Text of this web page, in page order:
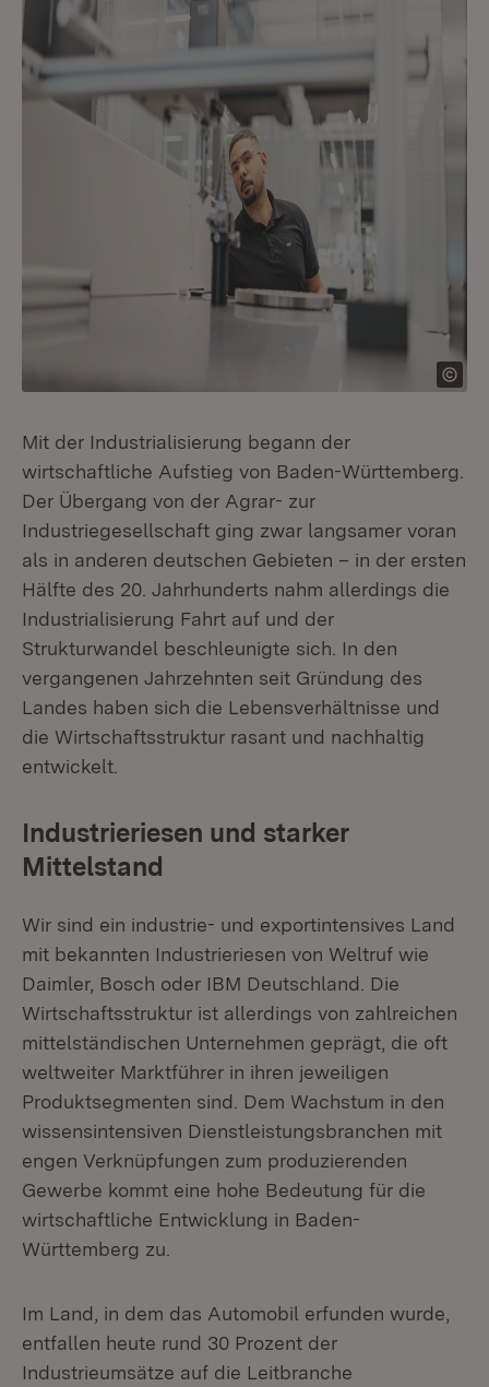
Mit der Industrialisierung begann der
wirtschaftliche Aufstieg von Baden-Württemberg.
Der Übergang von der Agrar- zur
Industriegesellschaft ging zwar langsamer voran
als in anderen deutschen Gebieten – in der ersten
Hälfte des 20. Jahrhunderts nahm allerdings die
Industrialisierung Fahrt auf und der
Strukturwandel beschleunigte sich. In den
vergangenen Jahrzehnten seit Gründung des
Landes haben sich die Lebensverhältnisse und
die Wirtschaftsstruktur rasant und nachhaltig
entwickelt.
Industrieriesen und starker
Mittelstand
Wir sind ein industrie- und exportintensives Land
mit bekannten Industrieriesen von Weltruf wie
Daimler, Bosch oder IBM Deutschland. Die
Wirtschaftsstruktur ist allerdings von zahlreichen
mittelständischen Unternehmen geprägt, die oft
weltweiter Marktführer in ihren jeweiligen
Produktsegmenten sind. Dem Wachstum in den
wissensintensiven Dienstleistungsbranchen mit
engen Verknüpfungen zum produzierenden
Gewerbe kommt eine hohe Bedeutung für die
wirtschaftliche Entwicklung in Baden-
Württemberg zu.
Im Land, in dem das Automobil erfunden wurde,
entfallen heute rund 30 Prozent der
Industrieumsätze auf die Leitbranche